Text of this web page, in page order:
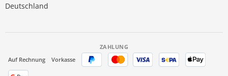
Deutschland
ZAHLUNG
Auf Rechnung
Vorkasse